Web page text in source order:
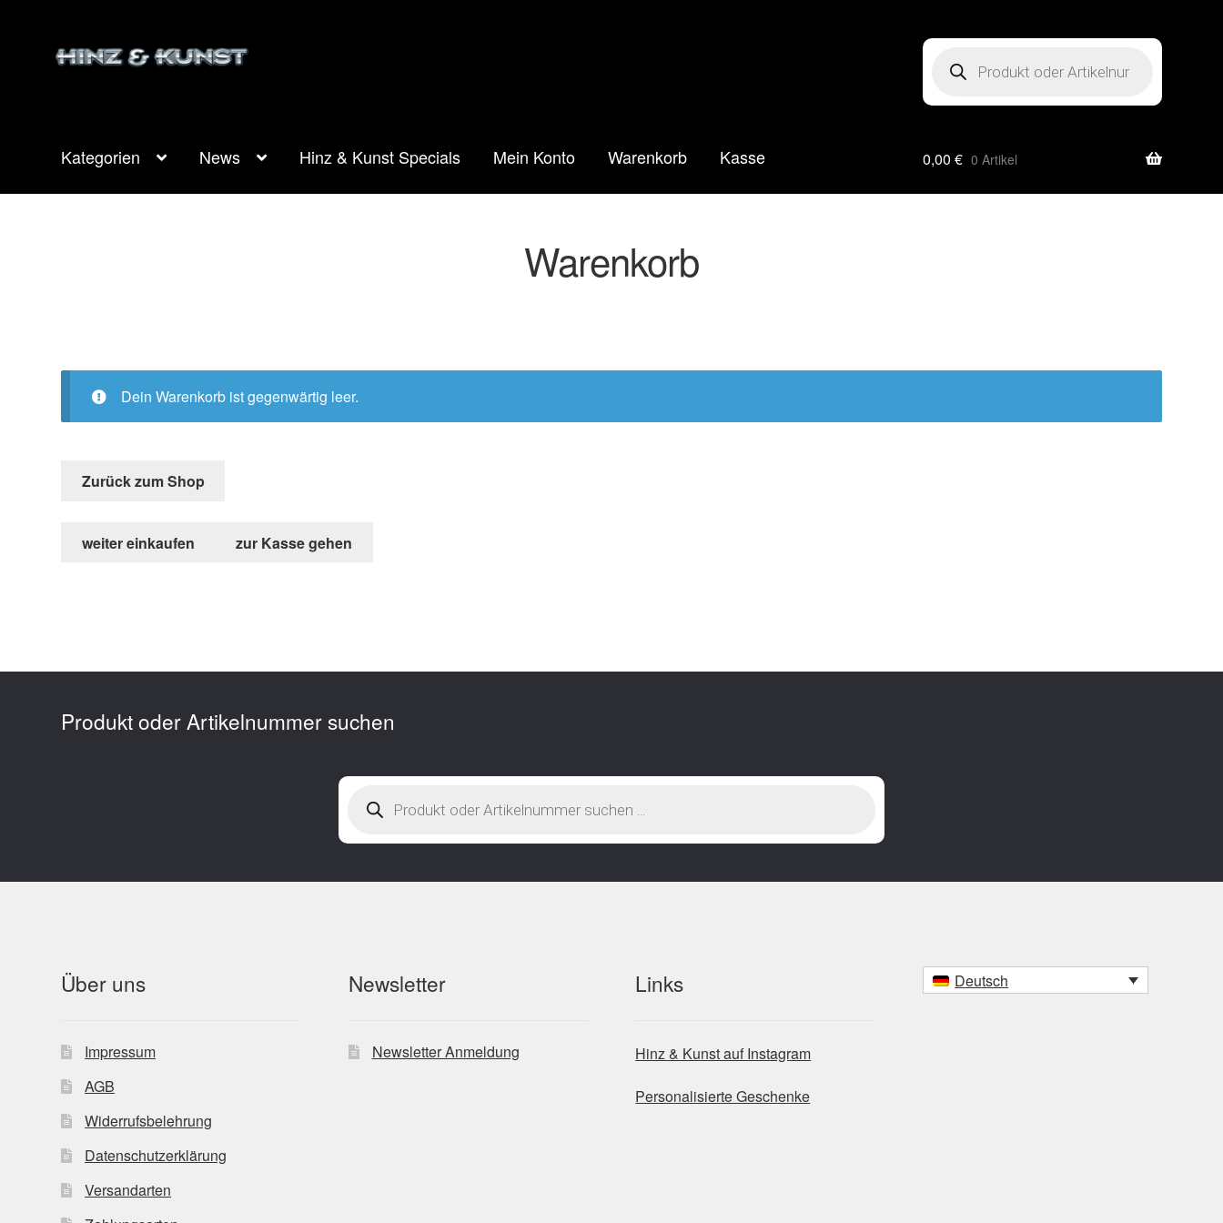
Zur
Navigation
Zum
Inhalt
search
Kategorien News Hinz & Kunst Specials Mein Konto Warenkorb Kasse 0,00 € 0 Artikel
Warenkorb
Dein Warenkorb ist gegenwärtig leer.
Zurück zum Shop
weiter einkaufen zur Kasse gehen
Produkt oder Artikelnummer suchen
search
Über uns
Impressum
AGB
Widerrufsbelehrung
Datenschutzerklärung
Versandarten
Newsletter
Newsletter Anmeldung
Links
Hinz & Kunst auf Instagram
Personalisierte Geschenke
Deutsch